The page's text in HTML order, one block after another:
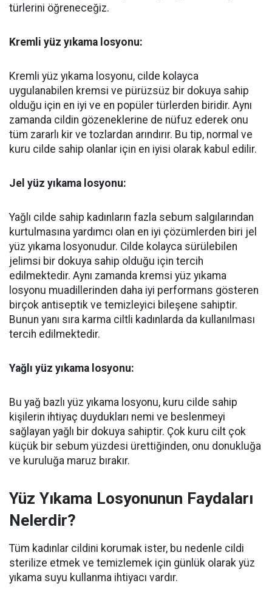
türlerini öğreneceğiz.
Kremli yüz yıkama losyonu:
Kremli yüz yıkama losyonu, cilde kolayca
uygulanabilen kremsi ve pürüzsüz bir dokuya sahip
olduğu için en iyi ve en popüler türlerden biridir. Aynı
zamanda cildin gözeneklerine de nüfuz ederek onu
tüm zararlı kir ve tozlardan arındırır. Bu tip, normal ve
kuru cilde sahip olanlar için en iyisi olarak kabul edilir.
Jel yüz yıkama losyonu:
Yağlı cilde sahip kadınların fazla sebum salgılarından
kurtulmasına yardımcı olan en iyi çözümlerden biri jel
yüz yıkama losyonudur. Cilde kolayca sürülebilen
jelimsi bir dokuya sahip olduğu için tercih
edilmektedir. Aynı zamanda kremsi yüz yıkama
losyonu muadillerinden daha iyi performans gösteren
birçok antiseptik ve temizleyici bileşene sahiptir.
Bunun yanı sıra karma ciltli kadınlarda da kullanılması
tercih edilmektedir.
Yağlı yüz yıkama losyonu:
Bu yağ bazlı yüz yıkama losyonu, kuru cilde sahip
kişilerin ihtiyaç duydukları nemi ve beslenmeyi
sağlayan yağlı bir dokuya sahiptir. Çok kuru cilt çok
küçük bir sebum yüzdesi ürettiğinden, onu donukluğa
ve kuruluğa maruz bırakır.
Yüz Yıkama Losyonunun Faydaları
Nelerdir?
Tüm kadınlar cildini korumak ister, bu nedenle cildi
sterilize etmek ve temizlemek için günlük olarak yüz
yıkama suyu kullanma ihtiyacı vardır.